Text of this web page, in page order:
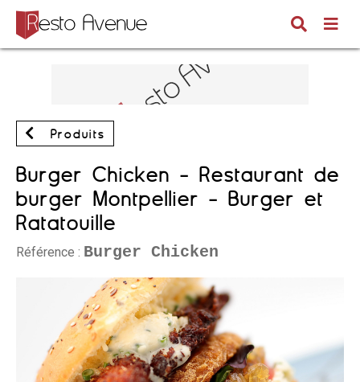
Produits
Burger Chicken - Restaurant de
burger Montpellier - Burger et
Ratatouille
Référence : Burger Chicken